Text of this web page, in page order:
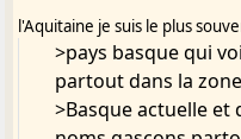
Quant � Fabaron
oppos�, et V.
un �lement quant
d'origine v�g�tale
l'Aquitaine je suis le plus
>pays basque qui
partout dans la
>Basque actuelle et